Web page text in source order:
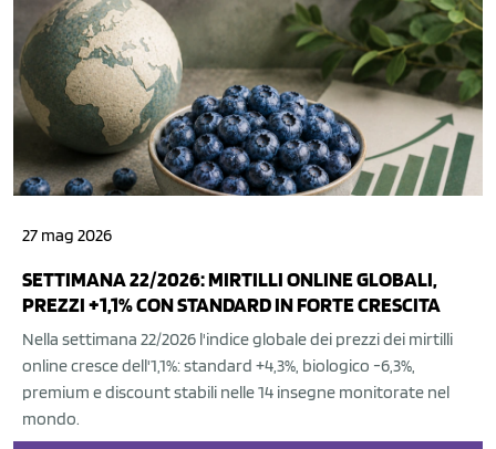
27 mag 2026
SETTIMANA 22/2026: MIRTILLI ONLINE GLOBALI,
PREZZI +1,1% CON STANDARD IN FORTE CRESCITA
Nella settimana 22/2026 l'indice globale dei prezzi dei mirtilli
online cresce dell'1,1%: standard +4,3%, biologico -6,3%,
premium e discount stabili nelle 14 insegne monitorate nel
mondo.